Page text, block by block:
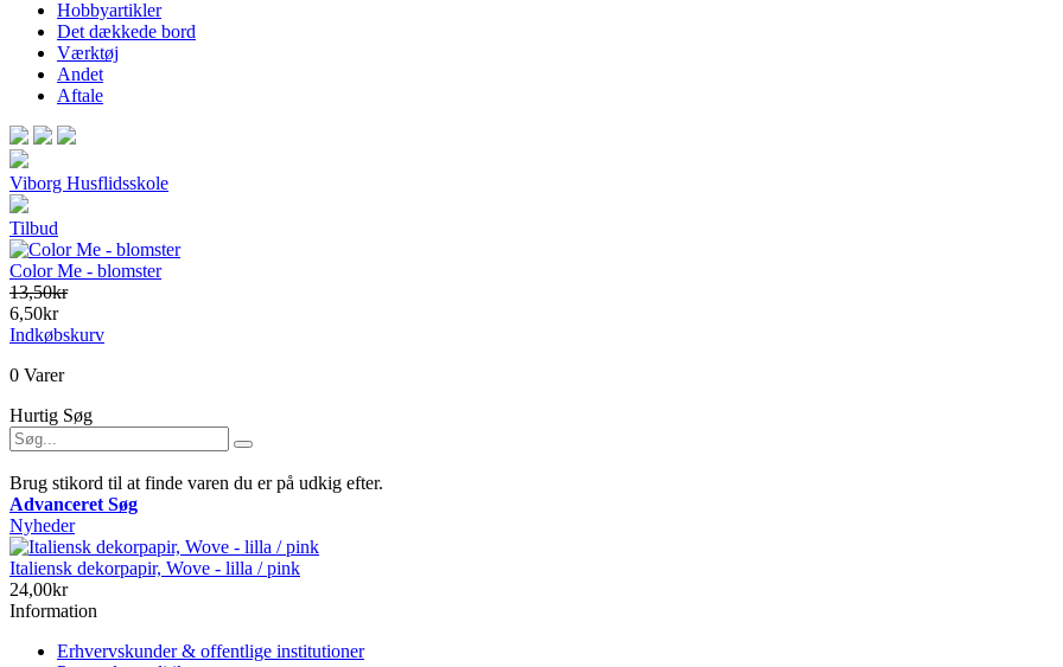
Hobbyartikler
Det dækkede bord
Værktøj
Andet
Aftale
Viborg Husflidsskole
Tilbud
Color Me - blomster
13,50kr
6,50kr
Indkøbskurv
0 Varer
Hurtig Søg
Brug stikord til at finde varen du er på udkig efter.
Advanceret Søg
Nyheder
Italiensk dekorpapir, Wove - lilla / pink
24,00kr
Information
Erhvervskunder & offentlige institutioner